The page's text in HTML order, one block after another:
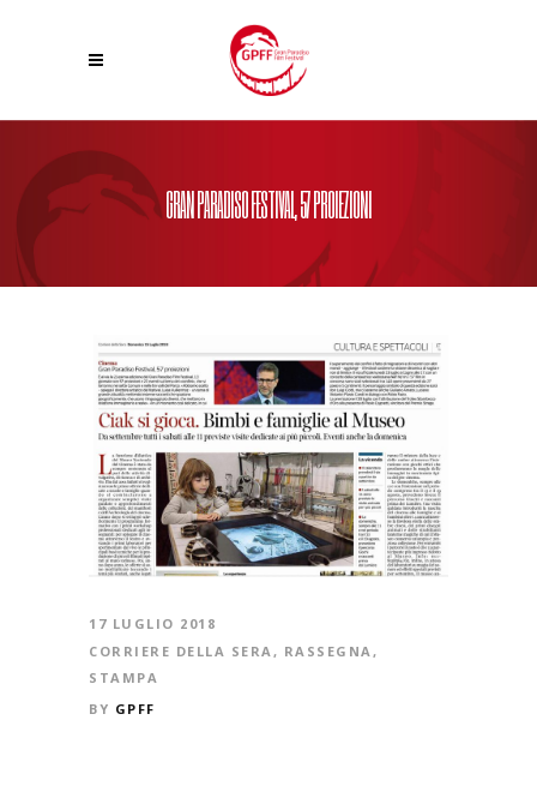
GRAN PARADISO FESTIVAL, 57 PROIEZIONI
17 LUGLIO 2018
CORRIERE DELLA SERA , RASSEGNA ,
STAMPA
BY GPFF